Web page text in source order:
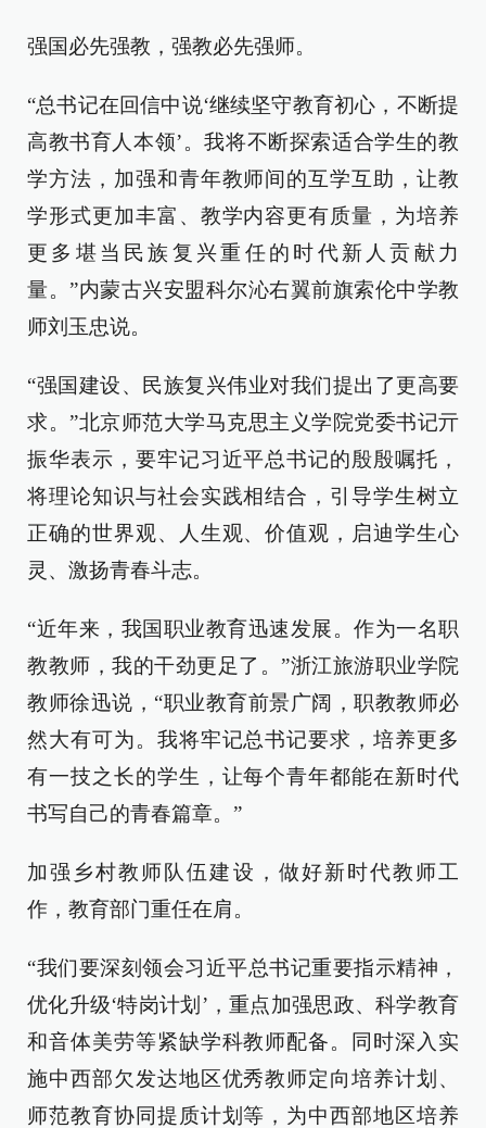
强国必先强教，强教必先强师。
“总书记在回信中说‘继续坚守教育初心，不断提
高教书育人本领’。我将不断探索适合学生的教
学方法，加强和青年教师间的互学互助，让教
学形式更加丰富、教学内容更有质量，为培养
更多堪当民族复兴重任的时代新人贡献力
量。”内蒙古兴安盟科尔沁右翼前旗索伦中学教
师刘玉忠说。
“强国建设、民族复兴伟业对我们提出了更高要
求。”北京师范大学马克思主义学院党委书记亓
振华表示，要牢记习近平总书记的殷殷嘱托，
将理论知识与社会实践相结合，引导学生树立
正确的世界观、人生观、价值观，启迪学生心
灵、激扬青春斗志。
“近年来，我国职业教育迅速发展。作为一名职
教教师，我的干劲更足了。”浙江旅游职业学院
教师徐迅说，“职业教育前景广阔，职教教师必
然大有可为。我将牢记总书记要求，培养更多
有一技之长的学生，让每个青年都能在新时代
书写自己的青春篇章。”
加强乡村教师队伍建设，做好新时代教师工
作，教育部门重任在肩。
“我们要深刻领会习近平总书记重要指示精神，
优化升级‘特岗计划’，重点加强思政、科学教育
和音体美劳等紧缺学科教师配备。同时深入实
施中西部欠发达地区优秀教师定向培养计划、
师范教育协同提质计划等，为中西部地区培养